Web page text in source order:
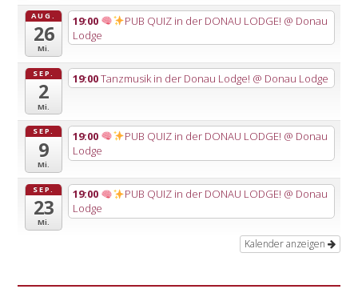
AUG.
26
Mi.
19:00 PUB QUIZ in der DONAU LODGE! @ Donau
Lodge
SEP.
2
Mi.
19:00Tanzmusik in der Donau Lodge! @ Donau Lodge
SEP.
9
Mi.
19:00 PUB QUIZ in der DONAU LODGE! @ Donau
Lodge
SEP.
23
Mi.
19:00 PUB QUIZ in der DONAU LODGE! @ Donau
Lodge
Kalender anzeigen